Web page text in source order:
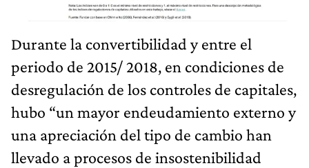
Durante la convertibilidad y entre el
periodo de 2015/ 2018, en condiciones de
desregulación de los controles de capitales,
hubo “un mayor endeudamiento externo y
una apreciación del tipo de cambio han
llevado a procesos de insostenibilidad